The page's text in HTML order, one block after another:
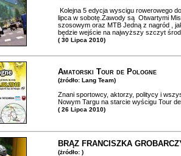
Kolejna 5 edycja wyscigu rowerowego
lipca w sobotę.Zawody są Otwartymi
szosowym oraz MTB Jedną z nagród ,
będzie wejście na najwyższy szczyt
( 30 Lipca 2010)
Amatorski Tour de Pologne
(żródło: Lang Team)
Znani sportowcy, aktorzy, politycy i
Nowym Targu na starcie wyścigu Tour
( 26 Lipca 2010)
BRĄZ FRANCISZKA
(żródło: )